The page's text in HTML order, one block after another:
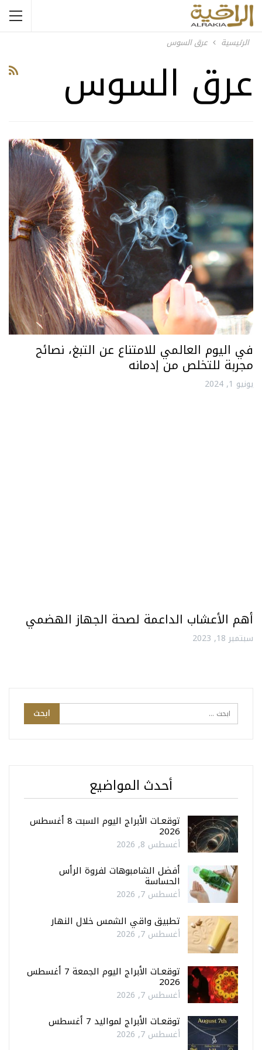
الرئيسية عرق السوس
عرق السوس
في اليوم العالمي للامتناع عن التبغ، نصائح
مجربة للتخلص من إدمانه
يونيو 1, 2024
أهم الأعشاب الداعمة لصحة الجهاز الهضمي
سبتمبر 18, 2023
أحدث المواضيع
توقعـات الأبراج اليوم السبت 8 أغسطس
2026
أغسطس 8, 2026
أفضل الشامبوهات لفروة الرأس
الحساسة
أغسطس 7, 2026
تطبيق واقي الشمس خلال النهار
أغسطس 7, 2026
توقعـات الأبراج اليوم الجمعة 7 أغسطس
2026
أغسطس 7, 2026
توقعـات الأبراج لمواليد 7 أغسطس
أغسطس 7, 2026